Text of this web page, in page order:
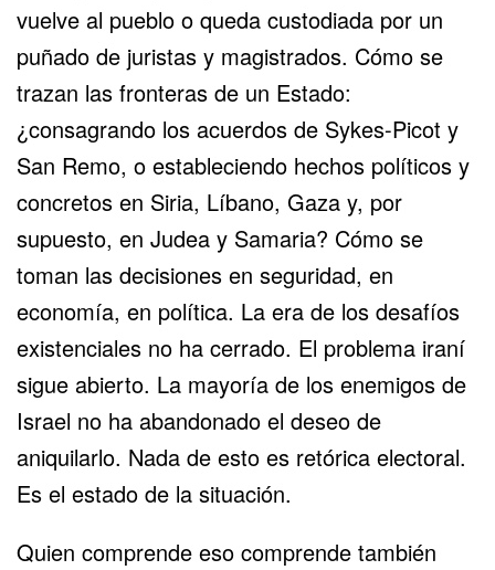
vuelve al pueblo o queda custodiada por un
puñado de juristas y magistrados. Cómo se
trazan las fronteras de un Estado:
¿consagrando los acuerdos de Sykes-Picot y
San Remo, o estableciendo hechos políticos y
concretos en Siria, Líbano, Gaza y, por
supuesto, en Judea y Samaria? Cómo se
toman las decisiones en seguridad, en
economía, en política. La era de los desafíos
existenciales no ha cerrado. El problema iraní
sigue abierto. La mayoría de los enemigos de
Israel no ha abandonado el deseo de
aniquilarlo. Nada de esto es retórica electoral.
Es el estado de la situación.
Quien comprende eso comprende también